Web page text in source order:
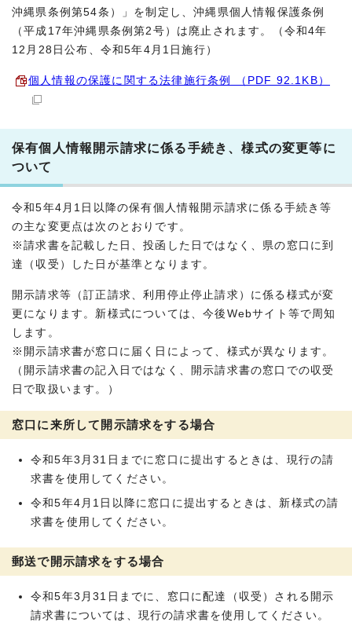
沖縄県条例第54条）」を制定し、沖縄県個人情報保護条例
（平成17年沖縄県条例第2号）は廃止されます。（令和4年
12月28日公布、令和5年4月1日施行）
個人情報の保護に関する法律施行条例 （PDF 92.1KB）
保有個人情報開示請求に係る手続き、様式の変更等に
ついて
令和5年4月1日以降の保有個人情報開示請求に係る手続き等
の主な変更点は次のとおりです。
※請求書を記載した日、投函した日ではなく、県の窓口に到
達（収受）した日が基準となります。
開示請求等（訂正請求、利用停止停止請求）に係る様式が変
更になります。新様式については、今後Webサイト等で周知
します。
※開示請求書が窓口に届く日によって、様式が異なります。
（開示請求書の記入日ではなく、開示請求書の窓口での収受
日で取扱います。）
窓口に来所して開示請求をする場合
令和5年3月31日までに窓口に提出するときは、現行の請
求書を使用してください。
令和5年4月1日以降に窓口に提出するときは、新様式の請
求書を使用してください。
郵送で開示請求をする場合
令和5年3月31日までに、窓口に配達（収受）される開示
請求書については、現行の請求書を使用してください。